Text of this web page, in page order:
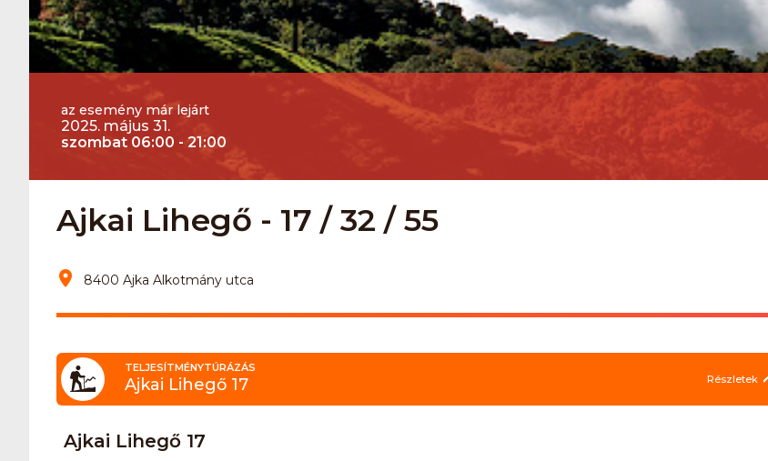
az esemény már lejárt
2025. május 31.
szombat 06:00 - 21:00
Ajkai Lihegő - 17 / 32 / 55
8400 Ajka Alkotmány utca
TELJESÍTMÉNYTÚRÁZÁS
Ajkai Lihegő 17 Részletek
Ajkai Lihegő 17